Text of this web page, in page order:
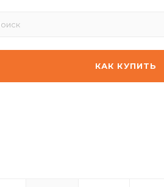
КАК КУПИТЬ